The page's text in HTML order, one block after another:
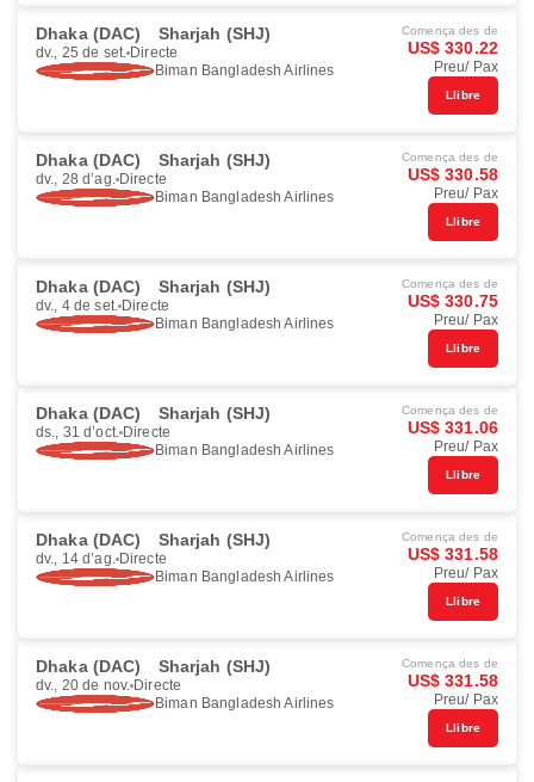
Dhaka (DAC) Sharjah (SHJ)
dv., 25 de set. Directe
Biman Bangladesh Airlines
Comença des de
US$ 330.22
Preu/ Pax
Llibre
Dhaka (DAC) Sharjah (SHJ)
dv., 28 d’ag. Directe
Biman Bangladesh Airlines
Comença des de
US$ 330.58
Preu/ Pax
Llibre
Dhaka (DAC) Sharjah (SHJ)
dv., 4 de set. Directe
Biman Bangladesh Airlines
Comença des de
US$ 330.75
Preu/ Pax
Llibre
Dhaka (DAC) Sharjah (SHJ)
ds., 31 d’oct. Directe
Biman Bangladesh Airlines
Comença des de
US$ 331.06
Preu/ Pax
Llibre
Dhaka (DAC) Sharjah (SHJ)
dv., 14 d’ag. Directe
Biman Bangladesh Airlines
Comença des de
US$ 331.58
Preu/ Pax
Llibre
Dhaka (DAC) Sharjah (SHJ)
dv., 20 de nov. Directe
Biman Bangladesh Airlines
Comença des de
US$ 331.58
Preu/ Pax
Llibre